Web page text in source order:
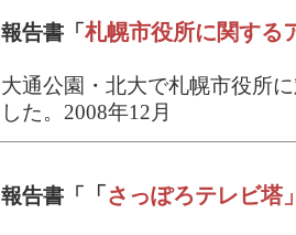
報告書「札幌市役所に関する
大通公園・北大で札幌市役所
した。2008年12月
報告書「 「さっぽろテレビ塔